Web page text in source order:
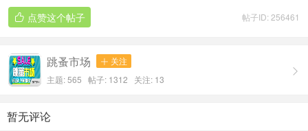
帖子ID: 256461
 点赞这个帖子

跳蚤市场  关注
主题: 565 帖子: 1312 关注: 13
暂无评论